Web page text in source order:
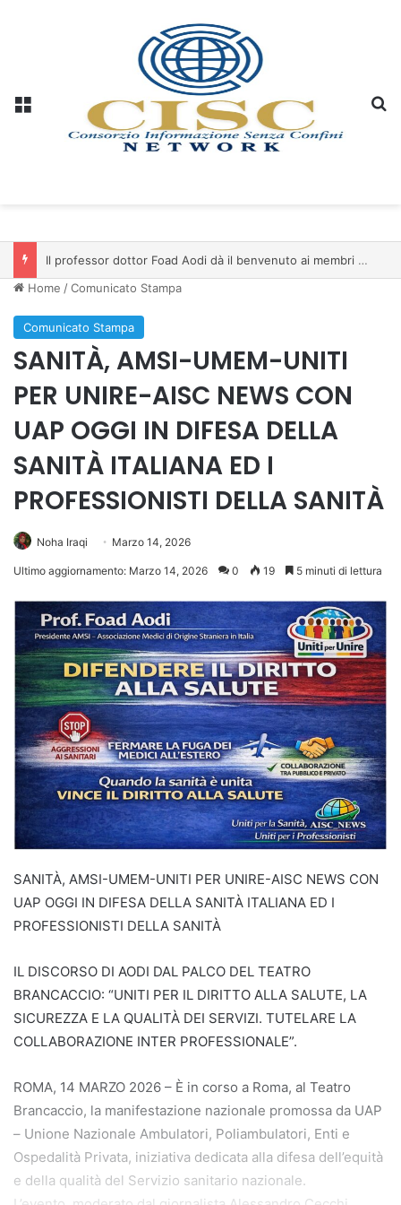
Il professor dottor Foad Aodi dà il benvenuto ai membri del Comitato per le Scienze delle Piramidi e le Scienze Archeologiche…
Home /Comunicato Stampa
Comunicato Stampa
SANITÀ, AMSI-UMEM-UNITI
PER UNIRE-AISC NEWS CON
UAP OGGI IN DIFESA DELLA
SANITÀ ITALIANA ED I
PROFESSIONISTI DELLA SANITÀ
Noha Iraqi Marzo 14, 2026
Ultimo aggiornamento: Marzo 14, 2026 0 19 5 minuti di lettura
SANITÀ, AMSI-UMEM-UNITI PER UNIRE-AISC NEWS CON
UAP OGGI IN DIFESA DELLA SANITÀ ITALIANA ED I
PROFESSIONISTI DELLA SANITÀ
IL DISCORSO DI AODI DAL PALCO DEL TEATRO
BRANCACCIO: “UNITI PER IL DIRITTO ALLA SALUTE, LA
SICUREZZA E LA QUALITÀ DEI SERVIZI. TUTELARE LA
COLLABORAZIONE INTER PROFESSIONALE”.
ROMA, 14 MARZO 2026 – È in corso a Roma, al Teatro
Brancaccio, la manifestazione nazionale promossa da UAP
– Unione Nazionale Ambulatori, Poliambulatori, Enti e
Ospedalità Privata, iniziativa dedicata alla difesa dell’equità
e della qualità del Servizio sanitario nazionale.